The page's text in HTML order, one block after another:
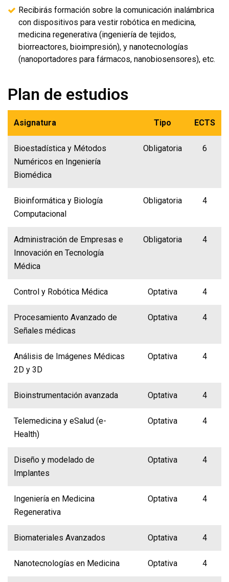
Recibirás formación sobre la comunicación inalámbrica
con dispositivos para vestir robótica en medicina,
medicina regenerativa (ingeniería de tejidos,
biorreactores, bioimpresión), y nanotecnologías
(nanoportadores para fármacos, nanobiosensores), etc.
Plan de estudios
Asignatura Tipo ECTS
Bioestadística y Métodos
Numéricos en Ingeniería
Biomédica
Obligatoria 6
Bioinformática y Biología
Computacional
Obligatoria 4
Administración de Empresas e
Innovación en Tecnología
Médica
Obligatoria 4
Control y Robótica Médica Optativa 4
Procesamiento Avanzado de
Señales médicas
Optativa 4
Análisis de Imágenes Médicas
2D y 3D
Optativa 4
Bioinstrumentación avanzada Optativa 4
Telemedicina y eSalud (e-
Health)
Optativa 4
Diseño y modelado de
Implantes
Optativa 4
Ingeniería en Medicina
Regenerativa
Optativa 4
Biomateriales Avanzados Optativa 4
Nanotecnologías en Medicina Optativa 4